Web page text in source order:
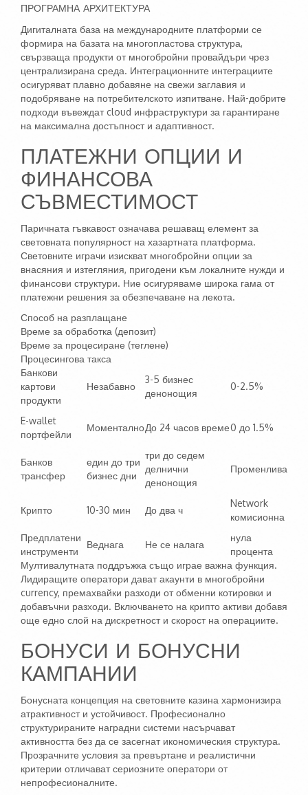
ПРОГРАМНА АРХИТЕКТУРА
Дигиталната база на международните платформи се
формира на базата на многопластова структура,
свързваща продукти от многобройни провайдъри чрез
централизирана среда. Интеграционните интеграциите
осигуряват плавно добавяне на свежи заглавия и
подобряване на потребителското изпитване. Най-добрите
подходи въвеждат cloud инфраструктури за гарантиране
на максимална достъпност и адаптивност.
ПЛАТЕЖНИ ОПЦИИ И
ФИНАНСОВА
СЪВМЕСТИМОСТ
Паричната гъвкавост означава решаващ елемент за
световната популярност на хазартната платформа.
Световните играчи изискват многобройни опции за
внасяния и изтегляния, пригодени към локалните нужди и
финансови структури. Ние осигуряваме широка гама от
платежни решения за обезпечаване на лекота.
Способ на разплащане
Време за обработка (депозит)
Време за процесиране (теглене)
Процесингова такса
Банкови
картови
продукти
Незабавно
3-5 бизнес
денонощия
0-2.5%
E-wallet
портфейли
МоменталноДо 24 часов време0 до 1.5%
Банков
трансфер
един до три
бизнес дни
три до седем
делнични
денонощия
Променлива
Крипто 10-30 мин До два ч
Network
комисионна
Предплатени
инструменти
Веднага Не се налага
нула
процента
Мултивалутната поддръжка също играе важна функция.
Лидиращите оператори дават акаунти в многобройни
currency, премахвайки разходи от обменни котировки и
добавъчни разходи. Включването на крипто активи добавя
още едно слой на дискретност и скорост на операциите.
БОНУСИ И БОНУСНИ
КАМПАНИИ
Бонусната концепция на световните казина хармонизира
атрактивност и устойчивост. Професионално
структурираните наградни системи насърчават
активността без да се засегнат икономическия структура.
Прозрачните условия за превъртане и реалистични
критерии отличават сериозните оператори от
непрофесионалните.